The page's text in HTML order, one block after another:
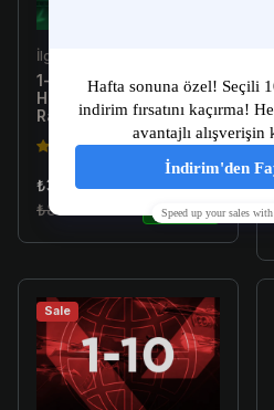
İlgili Ürün
1-10 Skin Arası Random
Hesap - Valorant
Random Hesap
4.5(149)
₺34.99
₺89.99
İncele
Sale